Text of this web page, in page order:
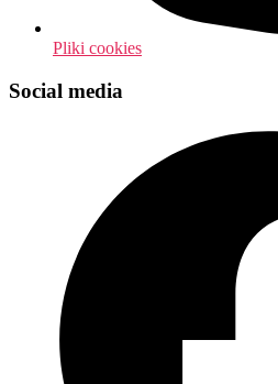
Pliki cookies
Social media